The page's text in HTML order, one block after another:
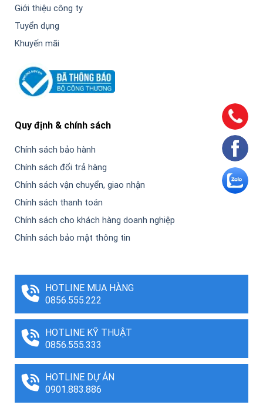
Giới thiệu công ty
Tuyển dụng
Khuyến mãi
Quy định & chính sách
Chính sách bảo hành
Chính sách đổi trả hàng
Chính sách vận chuyển, giao nhận
Chính sách thanh toán
Chính sách cho khách hàng doanh nghiệp
Chính sách bảo mật thông tin
HOTLINE MUA HÀNG
0856.555.222
HOTLINE KỸ THUẬT
0856.555.333
HOTLINE DỰ ÁN
0901.883.886